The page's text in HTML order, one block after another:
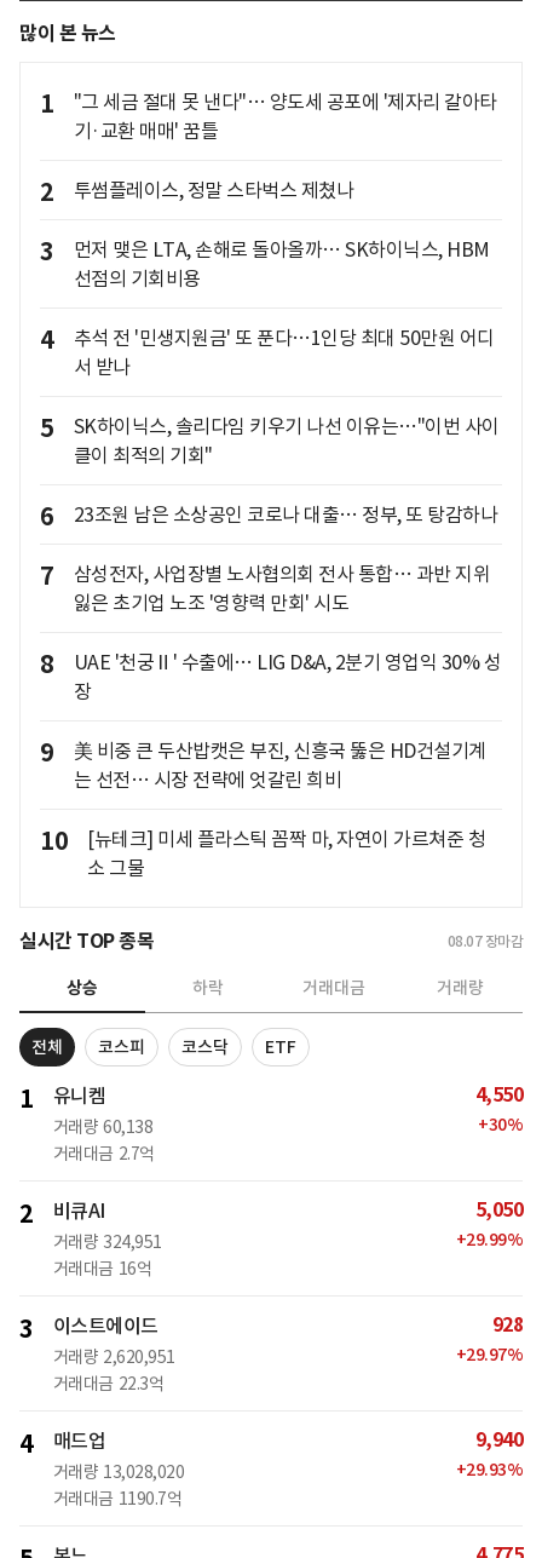
많이 본 뉴스
1
"그 세금 절대 못 낸다"… 양도세 공포에 '제자리 갈아타
기·교환 매매' 꿈틀
2 투썸플레이스, 정말 스타벅스 제쳤나
3
먼저 맺은 LTA, 손해로 돌아올까… SK하이닉스, HBM
선점의 기회비용
4
추석 전 '민생지원금' 또 푼다…1인당 최대 50만원 어디
서 받나
5
SK하이닉스, 솔리다임 키우기 나선 이유는…"이번 사이
클이 최적의 기회"
6 23조원 남은 소상공인 코로나 대출… 정부, 또 탕감하나
7
삼성전자, 사업장별 노사협의회 전사 통합… 과반 지위
잃은 초기업 노조 '영향력 만회' 시도
8
UAE '천궁Ⅱ' 수출에… LIG D&A, 2분기 영업익 30% 성
장
9
美 비중 큰 두산밥캣은 부진, 신흥국 뚫은 HD건설기계
는 선전… 시장 전략에 엇갈린 희비
10
[뉴테크] 미세 플라스틱 꼼짝 마, 자연이 가르쳐준 청
소 그물
실시간 TOP 종목 08.07 장마감
상승 하락 거래대금 거래량
전체 코스피 코스닥 ETF
1 유니켐
거래량 60,138
거래대금 2.7억
4,550
+30%
2 비큐AI
거래량 324,951
거래대금 16억
5,050
+29.99%
3 이스트에이드
거래량 2,620,951
거래대금 22.3억
928
+29.97%
4 매드업
거래량 13,028,020
거래대금 1190.7억
9,940
+29.93%